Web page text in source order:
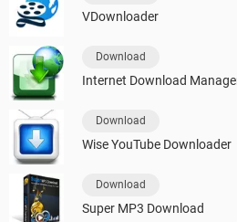
VDownloader
Download
Internet Download
Download
Wise YouTube Downloader
Download
Super MP3 Download